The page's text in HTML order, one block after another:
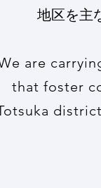
地区を主
are
that foster